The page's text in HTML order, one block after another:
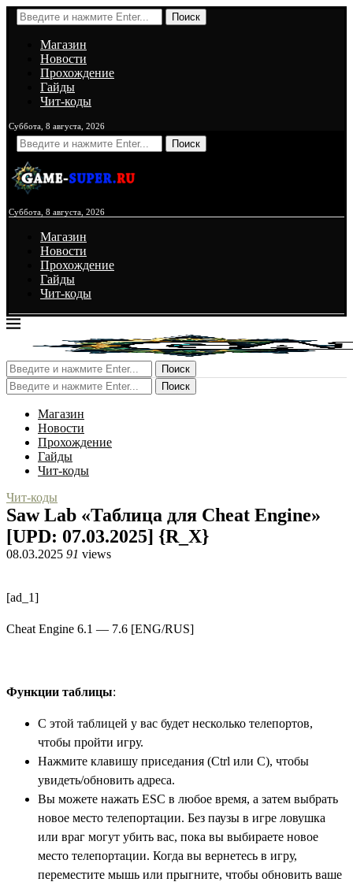
Поиск
Магазин
Новости
Прохождение
Гайды
Чит-коды
Суббота, 8 августа, 2026
Поиск
Суббота, 8 августа, 2026
Магазин
Новости
Прохождение
Гайды
Чит-коды
Поиск
Поиск
Магазин
Новости
Прохождение
Гайды
Чит-коды
Чит-коды
Saw Lab «Таблица для Cheat Engine»
[UPD: 07.03.2025] {R_X}
08.03.2025 91 views
[ad_1]
Cheat Engine 6.1 — 7.6 [ENG/RUS]
Функции таблицы:
С этой таблицей у вас будет несколько телепортов,
чтобы пройти игру.
Нажмите клавишу приседания (Ctrl или C), чтобы
увидеть/обновить адреса.
Вы можете нажать ESC в любое время, а затем выбрать
новое место телепортации. Без паузы в игре ловушка
или враг могут убить вас, пока вы выбираете новое
место телепортации. Когда вы вернетесь в игру,
переместите мышь или прыгните, чтобы обновить ваше